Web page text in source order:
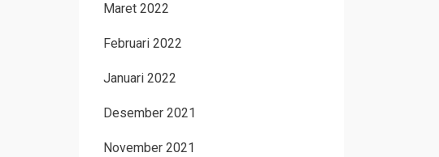
Maret 2022
Februari 2022
Januari 2022
Desember 2021
November 2021